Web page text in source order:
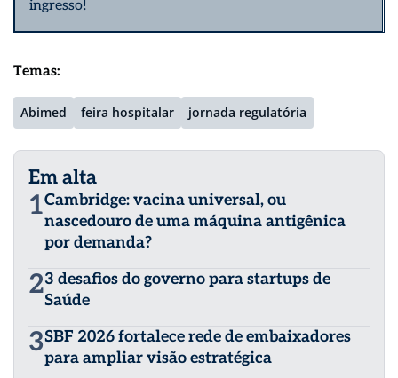
ingresso!
Temas:
Abimed feira hospitalar jornada regulatória
Em alta
1Cambridge: vacina universal, ou
nascedouro de uma máquina antigênica
por demanda?
23 desafios do governo para startups de
Saúde
3SBF 2026 fortalece rede de embaixadores
para ampliar visão estratégica